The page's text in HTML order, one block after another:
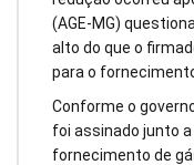
(AGE-MG)
alto do que o
para o
Conforme o
foi assinado junto
fornecimento de